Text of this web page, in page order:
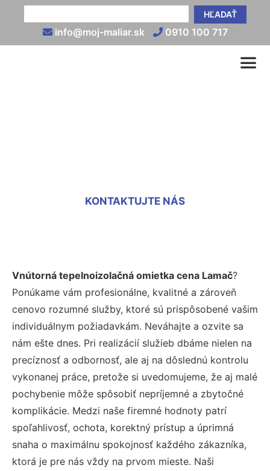
HĽADAŤ
info@moj-maliar.sk 0910 100 717
KONTAKTUJTE NÁS
Vnútorná tepelnoizolačná omietka cena Lamač?
Ponúkame vám profesionálne, kvalitné a zároveň
cenovo rozumné služby, ktoré sú prispôsobené vašim
individuálnym požiadavkám. Neváhajte a ozvite sa
nám ešte dnes. Pri realizácií služieb dbáme nielen na
precíznosť a odbornosť, ale aj na dôslednú kontrolu
vykonanej práce, pretože si uvedomujeme, že aj malé
pochybenie môže spôsobiť nepríjemné a zbytočné
komplikácie. Medzi naše firemné hodnoty patrí
spoľahlivosť, ochota, korektný prístup a úprimná
snaha o maximálnu spokojnosť každého zákazníka,
ktorá je pre nás vždy na prvom mieste. Naši